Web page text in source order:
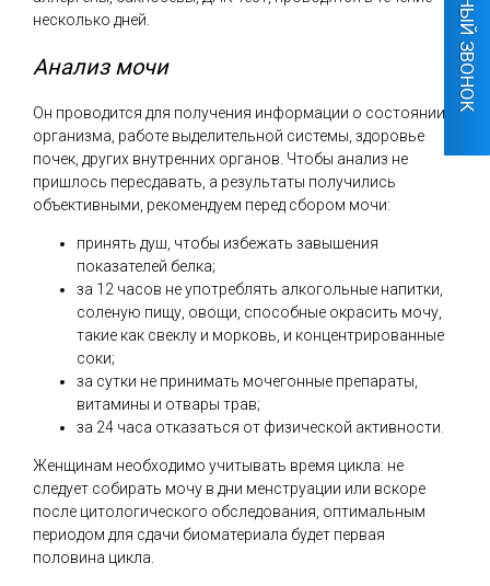
несколько дней.
Анализ мочи
Он проводится для получения информации о состоянии
организма, работе выделительной системы, здоровье
почек, других внутренних органов. Чтобы анализ не
пришлось пересдавать, а результаты получились
объективными, рекомендуем перед сбором мочи:
принять душ, чтобы избежать завышения
показателей белка;
за 12 часов не употреблять алкогольные напитки,
соленую пищу, овощи, способные окрасить мочу,
такие как свеклу и морковь, и концентрированные
соки;
за сутки не принимать мочегонные препараты,
витамины и отвары трав;
за 24 часа отказаться от физической активности.
Женщинам необходимо учитывать время цикла: не
следует собирать мочу в дни менструации или вскоре
после цитологического обследования, оптимальным
периодом для сдачи биоматериала будет первая
половина цикла.